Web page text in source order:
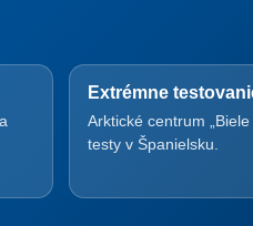
Extrémne
Arktické centrum
testy v Španielsku.